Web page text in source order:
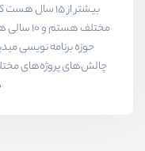
بیشتر از ۱۵
مختلف
حوزه برنامه نویسی
چالش‌های پروژه‌های